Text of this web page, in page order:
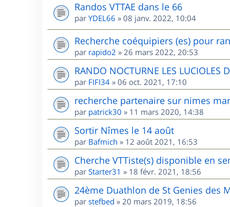
Randos VTTAE dans le 66
par YDEL66 » 08 janv. 2022, 10:04
Recherche coéquipiers (es) pour
par rapido2 » 26 mars 2022, 20:53
RANDO NOCTURNE LES LUCIOLES
par FIFI34 » 06 oct. 2021, 17:10
recherche partenaire sur nimes
par patrick30 » 11 mars 2020, 14:38
Sortir Nîmes le 14 août
par Bafmich » 12 août 2021, 16:53
Cherche VTTiste(s) disponible en
par Starter31 » 18 févr. 2021, 18:56
24ème Duathlon de St Genies des
par stefbed » 20 mars 2019, 18:56